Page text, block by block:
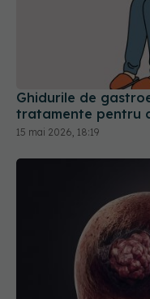
Ghidurile de
tratamente pentru
15 mai 2026, 18:19